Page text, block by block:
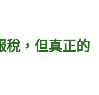
稅，但真正的